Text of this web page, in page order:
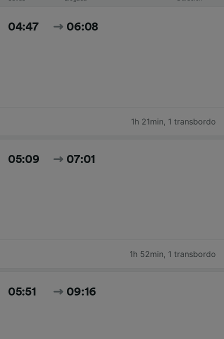
04:47 06:08
1h 21min, 1 transbordo
05:09 07:01
1h 52min, 1 transbordo
05:51 09:16